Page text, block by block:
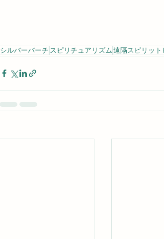
シルバーバーチ スピリチュアリズム遠隔スピリッ